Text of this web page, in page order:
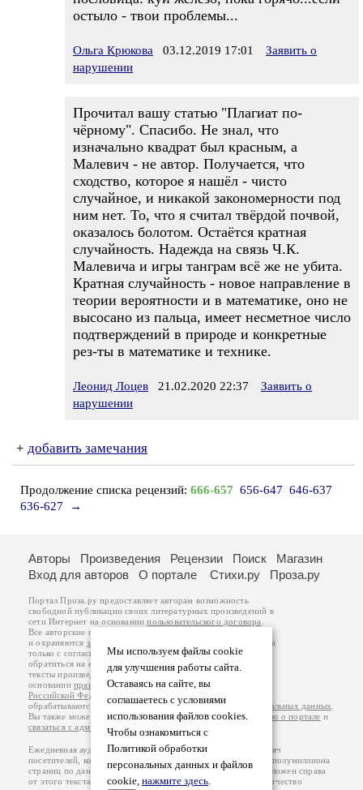
остыло - твои проблемы...
Ольга Крюкова 03.12.2019 17:01
Заявить о
нарушении
Прочитал вашу статью "Плагиат по-
чёрному". Спасибо. Не знал, что
изначально квадрат был красным, а
Малевич - не автор. Получается, что
сходство, которое я нашёл - чисто
случайное, и никакой закономерности под
ним нет. То, что я считал твёрдой почвой,
оказалось болотом. Остаётся кратная
случайность. Надежда на связь Ч.К.
Малевича и игры танграм всё же не убита.
Кратная случайность - новое направление в
теории вероятности и в математике, оно не
высосано из пальца, имеет несметное число
подтверждений в природе и конкретные
рез-ты в математике и технике.
Леонид Лоцев 21.02.2020 22:37
Заявить о
нарушении
+ добавить замечания
Продолжение списка рецензий: 666-657 656-647 646-637
636-627
→
Мы используем файлы cookie
для улучшения работы сайта.
Оставаясь на сайте, вы
соглашаетесь с условиями
использования файлов cookies.
Чтобы ознакомиться с
Политикой обработки
персональных данных и файлов
cookie, нажмите здесь.
Авторы Произведения Рецензии Поиск
Магазин
Вход для авторов
О портале Стихи.ру Проза.ру
Портал Проза.ру предоставляет авторам возможность
свободной публикации своих литературных произведений в
сети Интернет на основаниипользовательского договора
Все авторские права на произведения принадлежат авторам
и охраняются законом
. Перепечатка произведений возможна
только с согласия его автора, к которому вы можете
обратиться на его авторской странице. Ответственность за
тексты произведений авторы несут самостоятельно на
основанииправил публикацииизаконодательства
Российской Федерации
обрабатываются на основанииПолитики обработки персональных данных
Вы также можете посмотреть более подробнуюинформацию о портале и
связаться с администрацией
Ежедневная аудитория портала Проза.ру – порядка 100 тысяч
посетителей, которые в общей сумме просматривают более полумиллиона
страниц по данным счетчика посещаемости, который расположен справа
от этого текста. В каждой графе указано по две цифры: количество